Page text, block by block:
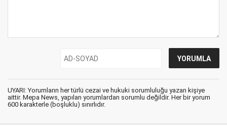
UYARI: Yorumların her türlü cezai ve hukuki sorumluluğu yazan kişiye
aittir. Mepa News, yapılan yorumlardan sorumlu değildir. Her bir yorum
600 karakterle (boşluklu) sınırlıdır.